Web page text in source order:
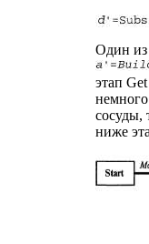
Один из
этап
сосуды,
ниже